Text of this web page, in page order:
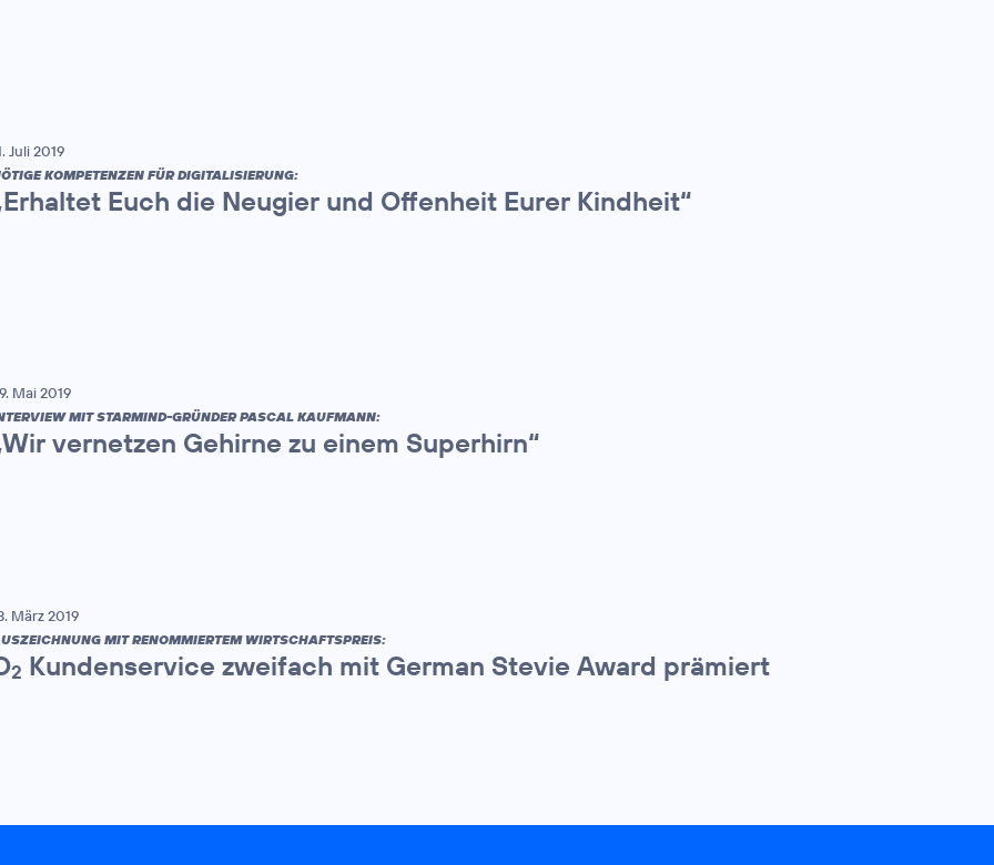
Juli 2019
KOMPETENZEN FÜR DIGITALISIERUNG:
Euch die Neugier und Offenheit Eurer Kindheit“
Mai 2019
MIT STARMIND-GRÜNDER PASCAL KAUFMANN:
vernetzen Gehirne zu einem Superhirn“
März 2019
MIT RENOMMIERTEM WIRTSCHAFTSPREIS:
2 Kundenservice zweifach mit German Stevie Award prämiert